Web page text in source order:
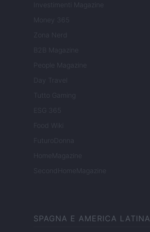
Investimenti Magazine
Money 365
Zona Nerd
B2B Magazine
People Magazine
Day Travel
Tutto Gaming
ESG 365
Food Wiki
FuturoDonna
HomeMagazine
SecondHomeMagazine
SPAGNA E AMERICA LATINA